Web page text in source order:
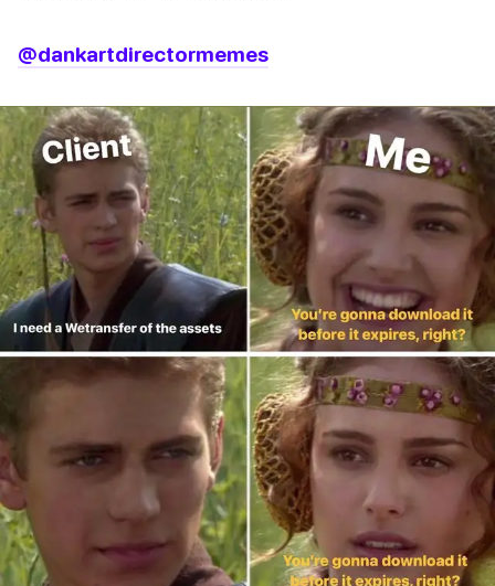
@dankartdirectormemes